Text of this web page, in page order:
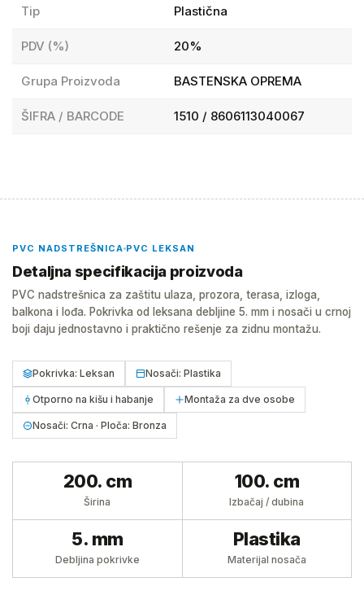
Tip Plastična
PDV (%) 20%
Grupa Proizvoda BASTENSKA OPREMA
ŠIFRA / BARCODE 1510 / 8606113040067
PVC NADSTREŠNICA PVC LEKSAN
Detaljna specifikacija proizvoda
PVC nadstrešnica za zaštitu ulaza, prozora, terasa, izloga,
balkona i lođa. Pokrivka od leksana debljine 5. mm i nosači u crnoj
boji daju jednostavno i praktično rešenje za zidnu montažu.
Pokrivka: Leksan Nosači: Plastika
Otporno na kišu i habanje Montaža za dve osobe
Nosači: Crna · Ploča: Bronza
200. cm
Širina
100. cm
Izbačaj / dubina
5. mm
Debljina pokrivke
Plastika
Materijal nosača